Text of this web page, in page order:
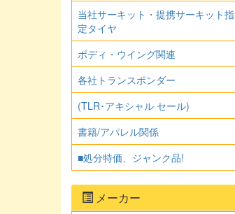
当社サーキット・提携サーキット指
定タイヤ
ボディ・ウイング関連
各社トランスポンダー
(TLR･アキシャル セール)
書籍/アパレル関係
■処分特価、ジャンク品!
メーカー